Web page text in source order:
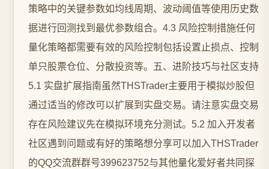
策略中的关键参数如均线周期、波动阈值等使用历史数
据进行回测找到最优参数组合。4.3 风险控制措施任何
量化策略都需要有效的风险控制包括设置止损点、控制
单只股票仓位、分散投资等。五、进阶技巧与社区支持
5.1 实盘扩展指南虽然THSTrader主要用于模拟炒股但
通过适当的修改可以扩展到实盘交易。请注意实盘交易
存在风险建议先在模拟环境充分测试。5.2 加入开发者
社区遇到问题或有好的策略想分享可以加入THSTrader
的QQ交流群群号399623752与其他量化爱好者共同探